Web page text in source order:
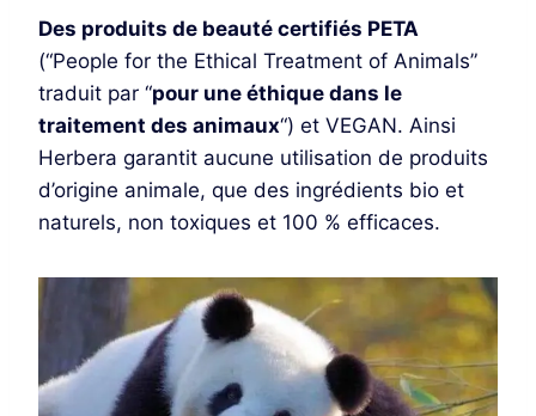
Des produits de beauté certifiés PETA
(“People for the Ethical Treatment of Animals”
traduit par “pour une éthique dans le
traitement des animaux“) et VEGAN. Ainsi
Herbera garantit aucune utilisation de produits
d’origine animale, que des ingrédients bio et
naturels, non toxiques et 100 % efficaces.